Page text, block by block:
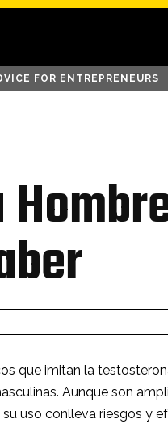
FOR ENTREPRENEURS
que imitan la
Aunque son
uso conlleva riesgos y